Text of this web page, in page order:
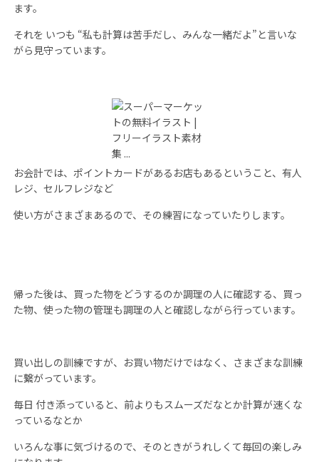
ます。
それを いつも “私も計算は苦手だし、みんな一緒だよ”と言いな
がら見守っています。
お会計では、ポイントカードがあるお店もあるということ、有人
レジ、セルフレジなど
使い方がさまざまあるので、その練習になっていたりします。
帰った後は、買った物をどうするのか調理の人に確認する、買っ
た物、使った物の管理も調理の人と確認しながら行っています。
買い出しの訓練ですが、お買い物だけではなく、さまざまな訓練
に繋がっています。
毎日 付き添っていると、前よりもスムーズだなとか計算が速くな
っているなとか
いろんな事に気づけるので、そのときがうれしくて毎回の楽しみ